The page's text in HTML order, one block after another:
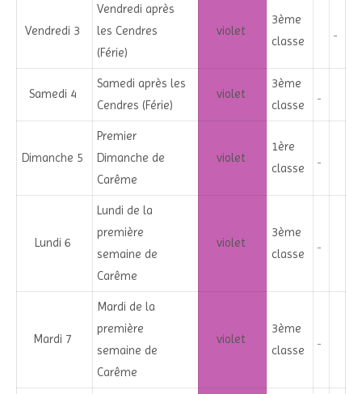
Vendredi 3
Vendredi après
les Cendres
(Férie)
violet
3ème
classe
Samedi 4
Samedi après les
Cendres (Férie)
violet
3ème
classe
Dimanche 5
Premier
Dimanche de
Carême
violet
1ère
classe
Lundi 6
Lundi de la
première
semaine de
Carême
violet
3ème
classe
Mardi 7
Mardi de la
première
semaine de
Carême
violet
3ème
classe